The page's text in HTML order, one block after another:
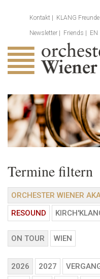
Kontakt KLANG Freunde
Newsletter Friends EN
Termine filtern
ORCHESTER WIENER
RESOUND
ON TOUR WIEN
2026 2027